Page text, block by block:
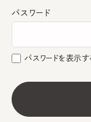
パスワード
パスワードを表示す